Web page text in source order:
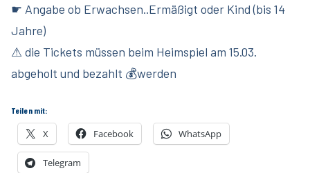
☛ Angabe ob Erwachsen..Ermäßigt oder Kind (bis 14
Jahre)
⚠ die Tickets müssen beim Heimspiel am 15.03.
abgeholt und bezahlt 💰werden
Teilen mit:
X Facebook WhatsApp
Telegram